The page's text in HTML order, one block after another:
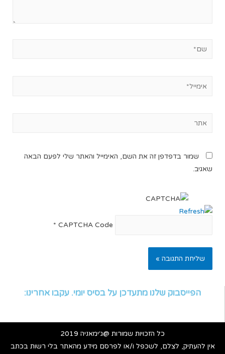
שמור בדפדפן זה את השם, האימייל והאתר שלי לפעם הבאה
שאגיב.
CAPTCHA Code
*
הפייסבוק שלנו מתעדכן על בסיס יומי. עקבו אחרינו:
כל הזכויות שמורות @ג׳ימאניה 2019
אין להעתיק, לצלם, לשכפל ו/או לפרסם מידע מהאתר בלי רשות בכתב